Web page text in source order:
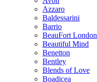
Azzaro
Baldessarini
Barrio
BeauFort London
Beautiful Mind
Benetton
Bentley
Blends of Love
Boadicea